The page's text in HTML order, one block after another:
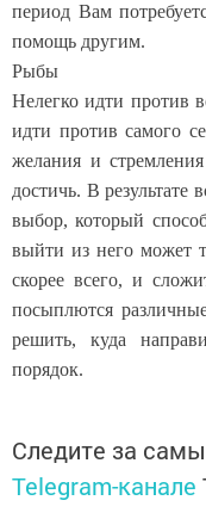
период Вам
помощь другим.
Рыбы
Нелегко идти против
идти против самого
желания и
достичь. В результате
выбор, который
выйти из него может
скорее всего, и
посыплются
решить, куда
порядок.
Следите за
Telegram-канале